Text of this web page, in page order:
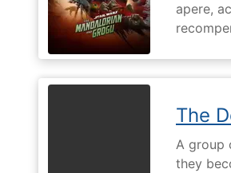
apere,
The
A group
they